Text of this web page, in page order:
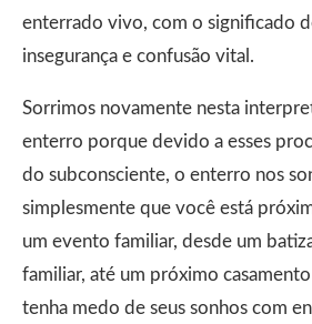
enterrado vivo, com o significado
insegurança e confusão vital.
Sorrimos novamente nesta
enterro porque devido a esses
do subconsciente, o enterro nos
simplesmente que você está
um evento familiar, desde um
familiar, até um próximo
tenha medo de seus sonhos com